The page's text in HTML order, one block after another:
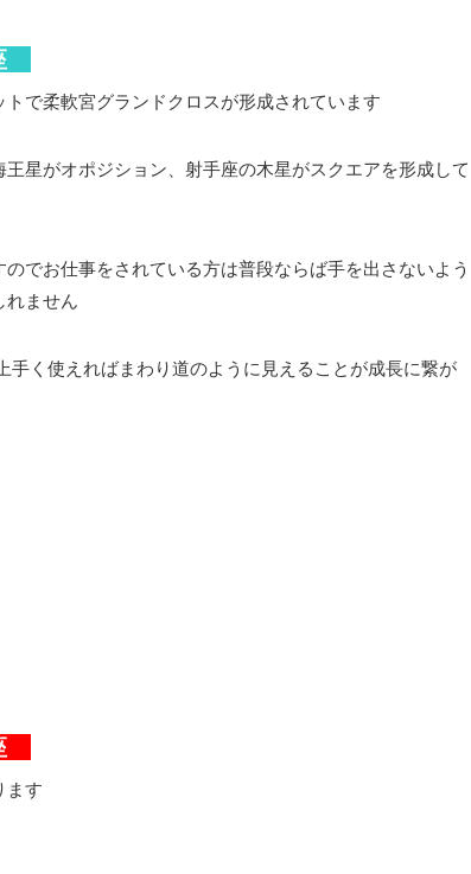
で柔軟宮グランドクロスが形成されています
星がオポジション、射手座の木星がスクエアを形成して
でお仕事をされている方は普段ならば手を出さないよう
れません
手く使えればまわり道のように見えることが成長に繋が
ます